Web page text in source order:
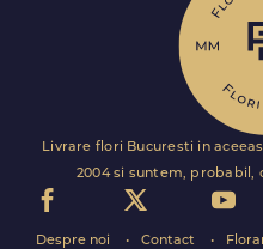
Livrare flori Bucuresti in
2004 si suntem, probabil,
Despre noi Contact